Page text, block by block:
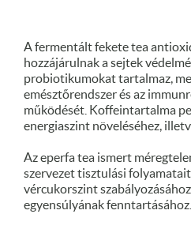
A fermentált fekete tea
hozzájárulnak a sejtek
probiotikumokat tartalmaz,
emésztőrendszer és az
működését. Koffeintartalma
energiaszint növeléséhez,
Az eperfa tea ismert
szervezet tisztulási
vércukorszint szabályozásához
egyensúlyának fenntartásához.